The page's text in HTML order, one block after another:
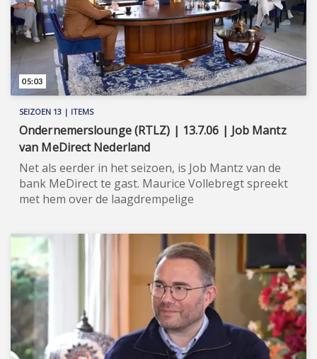
SEIZOEN 13 | ITEMS
Ondernemerslounge (RTLZ) | 13.7.06 | Job Mantz
van MeDirect Nederland
Net als eerder in het seizoen, is Job Mantz van de
bank MeDirect te gast. Maurice Vollebregt spreekt
met hem over de laagdrempelige
MeDirect is een van oorsprong Maltese bank, met
een banklicentie conform de Maltese Banking Act.
Zij is nu ook te vinden in andere delen van Europa,
waaronder Nederland en België. Het is haar
belangrijkste missie om mensen te helpen met hun
geld veilig te laten groeien. MeDirect heeft zelf
behoorlijk wat ervaring op dit terrein, maar zij werkt
ook actief samen met BlackRock, de grootste
vermogensbeheerder ter wereld. In
05:03